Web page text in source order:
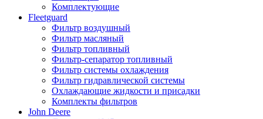
Комплектующие
Fleetguard
Фильтр воздушный
Фильтр масляный
Фильтр топливный
Фильтр-сепаратор топливный
Фильтр системы охлаждения
Фильтр гидравлической системы
Охлаждающие жидкости и присадки
Комплекты фильтров
John Deere